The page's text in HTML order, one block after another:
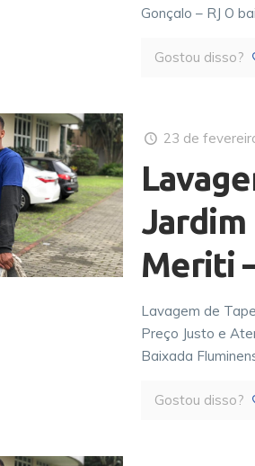
Gonçalo – RJ O
Gostou disso?
23 de
Jardim
Meriti
Lavagem de
Preço Justo e
Baixada
Gostou disso?